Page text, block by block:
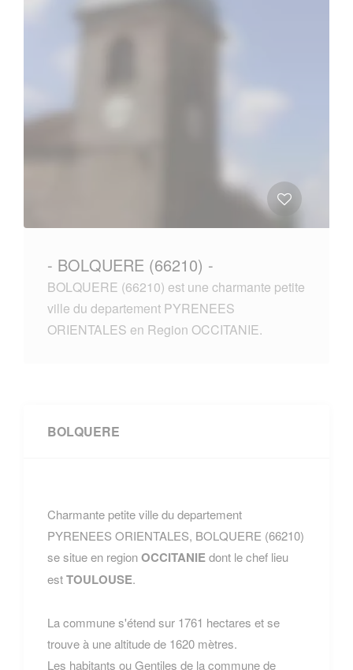
- BOLQUERE (66210) -
BOLQUERE (66210) est une charmante petite
ville du departement PYRENEES
ORIENTALES en Region OCCITANIE.
BOLQUERE
Charmante petite ville du departement
PYRENEES ORIENTALES, BOLQUERE (66210)
se situe en regionOCCITANIEdont le chef lieu
estTOULOUSE.
La commune s'étend sur 1761 hectares et se
trouve à une altitude de 1620 mètres.
Les habitants ou Gentiles de la commune de